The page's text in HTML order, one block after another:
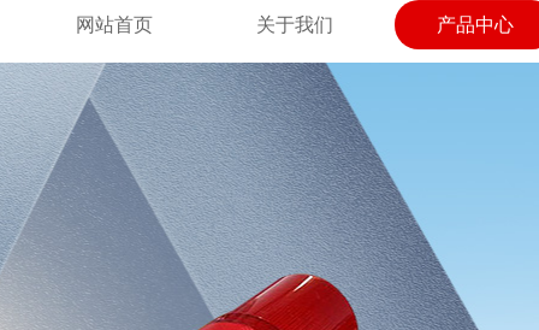
网站首页 关于我们 产品中心